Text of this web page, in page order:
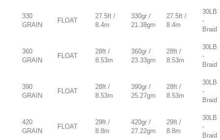
330
GRAIN
FLOAT
27.5ft /
8.4m
330gr /
21.38gm
27.5ft /
8.4m
30LB
-
Braid
360
GRAIN
FLOAT
28ft /
8.53m
360gr /
23.33gm
28ft /
8.53m
30LB
-
Braid
390
GRAIN
FLOAT
28ft /
8.53m
390gr /
25.27gm
28ft /
8.53m
30LB
-
Braid
420
GRAIN
FLOAT
29ft /
8.8m
420gr /
27.22gm
29ft /
8.8m
30LB
-
Braid